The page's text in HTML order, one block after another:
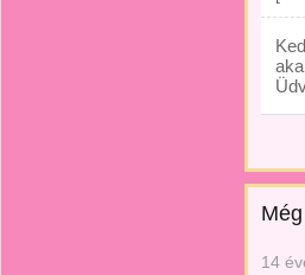
14